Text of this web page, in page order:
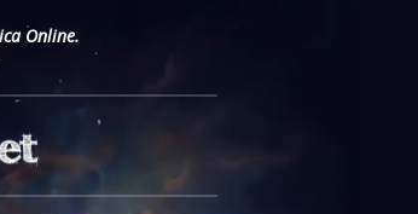
Online.